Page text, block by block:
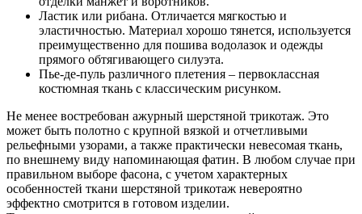
Ластик или рибана. Отличается мягкостью и
эластичностью. Материал хорошо тянется, используется
преимущественно для пошива водолазок и одежды
прямого обтягивающего силуэта.
Пье-де-пуль различного плетения – первоклассная
костюмная ткань с классическим рисунком.
Не менее востребован ажурный шерстяной трикотаж. Это
может быть полотно с крупной вязкой и отчетливыми
рельефными узорами, а также практически невесомая ткань,
по внешнему виду напоминающая фатин. В любом случае при
правильном выборе фасона, с учетом характерных
особенностей ткани шерстяной трикотаж невероятно
эффектно смотрится в готовом изделии.